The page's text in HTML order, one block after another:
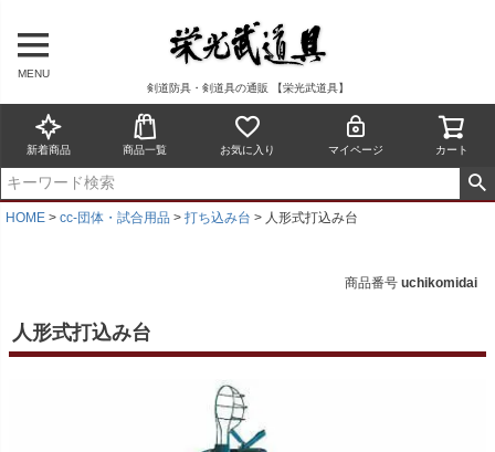
剣道防具・剣道具の通販 【栄光武道具】
MENU
新着商品 商品一覧 お気に入り マイページ カート
HOME cc-団体・試合用品 打ち込み台 人形式打込み台
商品番号 uchikomidai
人形式打込み台